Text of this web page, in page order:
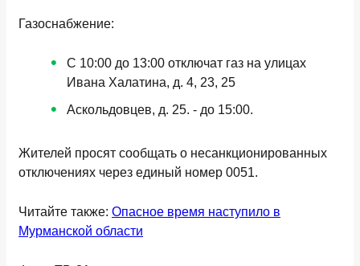
Газоснабжение:
С 10:00 до 13:00 отключат газ на улицах
Ивана Халатина, д. 4, 23, 25
Аскольдовцев, д. 25. - до 15:00.
Жителей просят сообщать о несанкционированных
отключениях через единый номер 0051.
Читайте также: Опасное время наступило в
Мурманской области